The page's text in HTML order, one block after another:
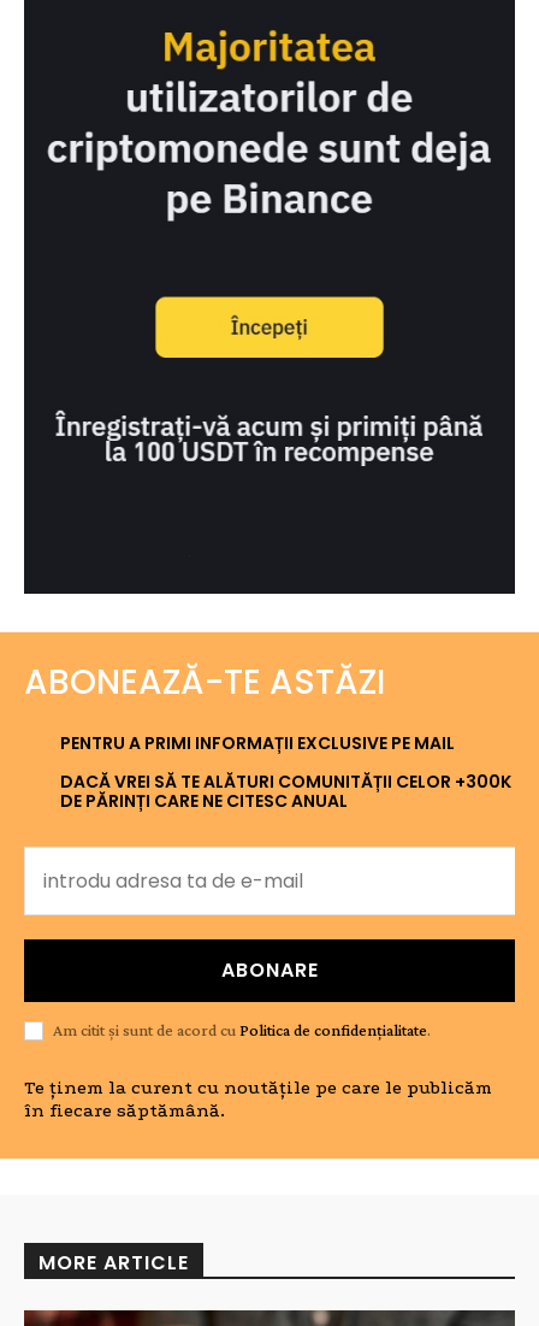
ABONEAZĂ-TE ASTĂZI
PENTRU A PRIMI INFORMAȚII EXCLUSIVE PE MAIL
DACĂ VREI SĂ TE ALĂTURI COMUNITĂȚII CELOR +300K
DE PĂRINȚI CARE NE CITESC ANUAL
ABONARE
Am citit și sunt de acord cuPolitica de confidențialitate.
Te ținem la curent cu noutățile pe care le publicăm
în fiecare săptămână.
MORE ARTICLE